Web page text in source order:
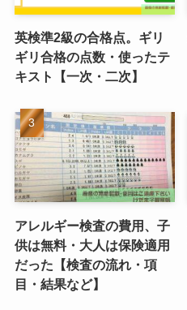
英検準2級の合格点。ギリ
ギリ合格の点数・使ったテ
キスト【一次・二次】
アレルギー検査の費用、子
供は無料・大人は保険適用
だった【検査の流れ・項
目・結果など】